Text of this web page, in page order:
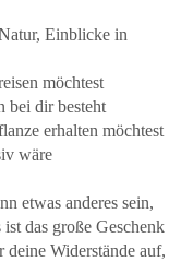
Einblicke in
möchtest
bei dir besteht
erhalten möchtest
wäre
etwas anderes sein,
das große Geschenk
Widerstände auf,